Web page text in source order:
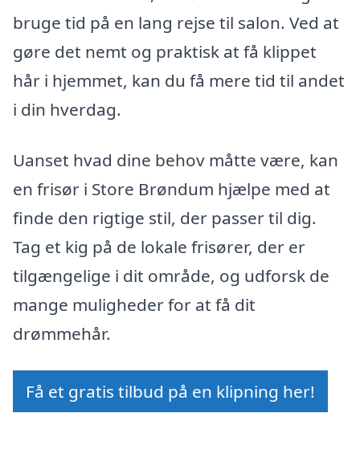
bruge tid på en lang rejse til salon. Ved at
gøre det nemt og praktisk at få klippet
hår i hjemmet, kan du få mere tid til andet
i din hverdag.
Uanset hvad dine behov måtte være, kan
en frisør i Store Brøndum hjælpe med at
finde den rigtige stil, der passer til dig.
Tag et kig på de lokale frisører, der er
tilgængelige i dit område, og udforsk de
mange muligheder for at få dit
drømmehår.
Få et gratis tilbud på en klipning her!